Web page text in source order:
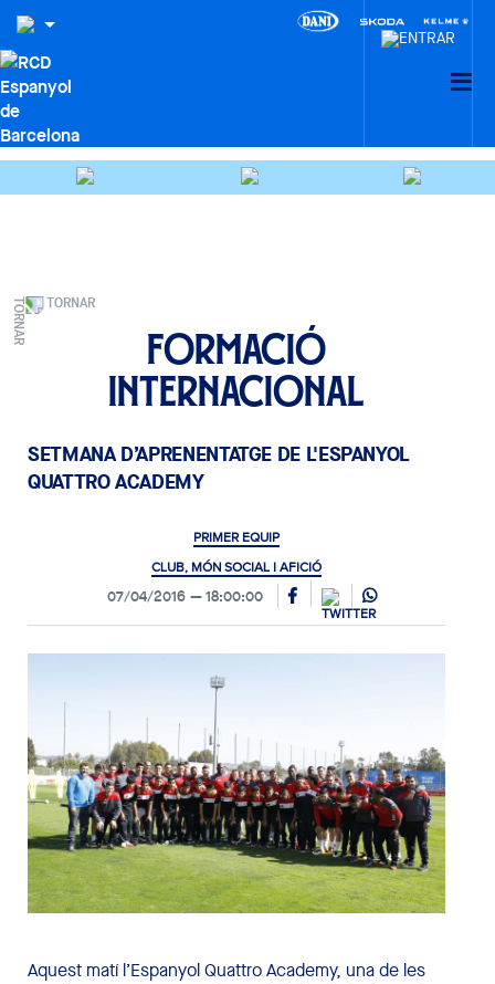
TORNAR
Formació
internacional
SETMANA D’APRENENTATGE DE L'ESPANYOL
QUATTRO ACADEMY
PRIMER EQUIP
CLUB, MÓN SOCIAL I AFICIÓ
07/04/2016 18:00:00
Aquest matí l’Espanyol Quattro Academy, una de les